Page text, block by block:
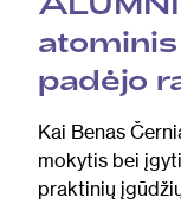
padėjo
Kai Benas
mokytis bei
praktinių